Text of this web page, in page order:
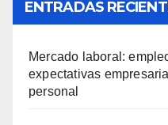
ENTRADAS
Mercado laboral:
expectativas
personal